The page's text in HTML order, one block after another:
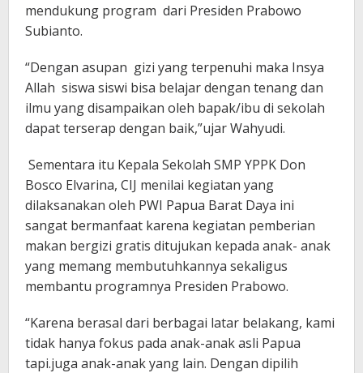
mendukung program dari Presiden Prabowo
Subianto.
“Dengan asupan gizi yang terpenuhi maka Insya
Allah siswa siswi bisa belajar dengan tenang dan
ilmu yang disampaikan oleh bapak/ibu di sekolah
dapat terserap dengan baik,”ujar Wahyudi.
Sementara itu Kepala Sekolah SMP YPPK Don
Bosco Elvarina, CIJ menilai kegiatan yang
dilaksanakan oleh PWI Papua Barat Daya ini
sangat bermanfaat karena kegiatan pemberian
makan bergizi gratis ditujukan kepada anak- anak
yang memang membutuhkannya sekaligus
membantu programnya Presiden Prabowo.
“Karena berasal dari berbagai latar belakang, kami
tidak hanya fokus pada anak-anak asli Papua
tapi.juga anak-anak yang lain. Dengan dipilih